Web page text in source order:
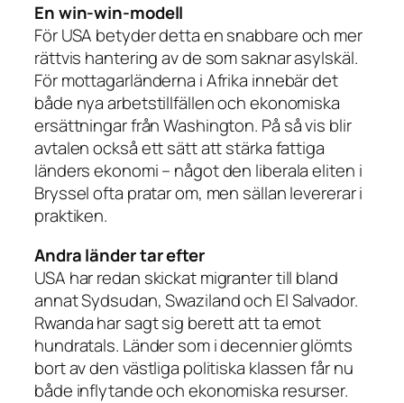
En win-win-modell
För USA betyder detta en snabbare och mer
rättvis hantering av de som saknar asylskäl.
För mottagarländerna i Afrika innebär det
både nya arbetstillfällen och ekonomiska
ersättningar från Washington. På så vis blir
avtalen också ett sätt att stärka fattiga
länders ekonomi – något den liberala eliten i
Bryssel ofta pratar om, men sällan levererar i
praktiken.
Andra länder tar efter
USA har redan skickat migranter till bland
annat Sydsudan, Swaziland och El Salvador.
Rwanda har sagt sig berett att ta emot
hundratals. Länder som i decennier glömts
bort av den västliga politiska klassen får nu
både inflytande och ekonomiska resurser.